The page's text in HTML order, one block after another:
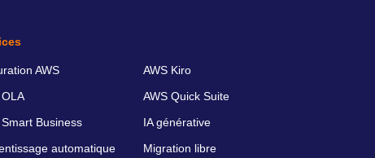
AWS AWS Kiro
AWS Quick Suite
Smart Business IA générative
automatique
Migration libre